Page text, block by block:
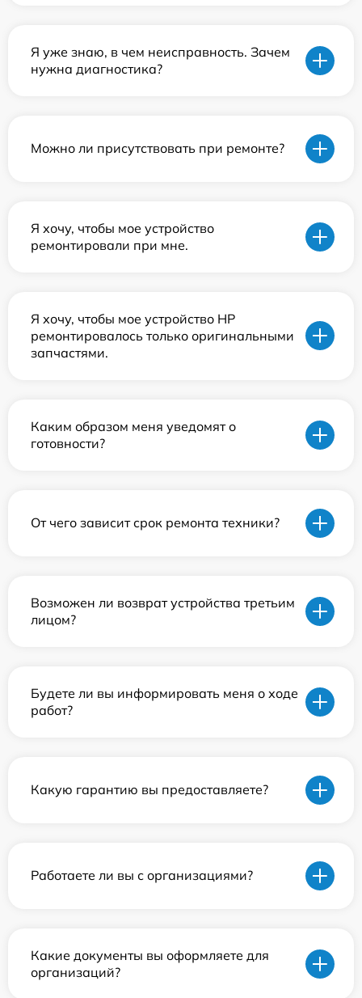
Я уже знаю, в чем неисправность. Зачем
нужна диагностика?
Можно ли присутствовать при ремонте?
Я хочу, чтобы мое устройство
ремонтировали при мне.
Я хочу, чтобы мое устройство HP
ремонтировалось только оригинальными
запчастями.
Каким образом меня уведомят о
готовности?
От чего зависит срок ремонта техники?
Возможен ли возврат устройства третьим
лицом?
Будете ли вы информировать меня о ходе
работ?
Какую гарантию вы предоставляете?
Работаете ли вы с организациями?
Какие документы вы оформляете для
организаций?